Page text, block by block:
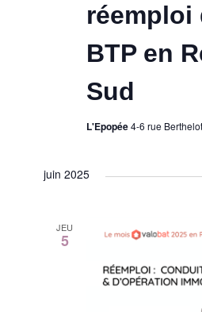
réemploi
BTP en
Sud
L'Epopée4-6 rue
juin 2025
JEU
5